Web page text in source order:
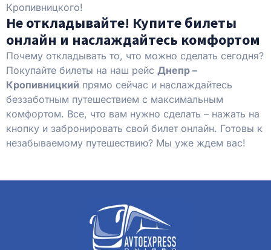
Кропивницкого!
Не откладывайте! Купите билеты
онлайн и наслаждайтесь комфортом
Почему откладывать то, что можно сделать сегодня?
Покупайте билеты на наш рейс Днепр –
Кропивницкий прямо сейчас и наслаждайтесь
беззаботным путешествием с максимальным
комфортом. Все, что вам нужно сделать – нажать на
кнопку и забронировать свой билет онлайн. Готовы к
незабываемому путешествию? Мы уже ждем вас!